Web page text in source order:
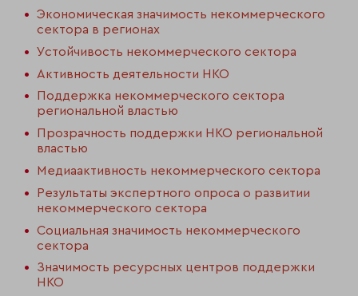
Экономическая значимость некоммерческого
сектора в регионах
Устойчивость некоммерческого сектора
Активность деятельности НКО
Поддержка некоммерческого сектора
региональной властью
Прозрачность поддержки НКО региональной
властью
Медиаактивность некоммерческого сектора
Результаты экспертного опроса о развитии
некоммерческого сектора
Социальная значимость некоммерческого
сектора
Значимость ресурсных центров поддержки
НКО